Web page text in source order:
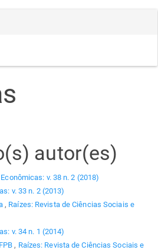
autor(es)
v. 38 n. 2 (2018)
v. 33 n. 2 (2013)
, Raízes: Revista de Ciências Sociais e
v. 34 n. 1 (2014)
, Raízes: Revista de Ciências Sociais e